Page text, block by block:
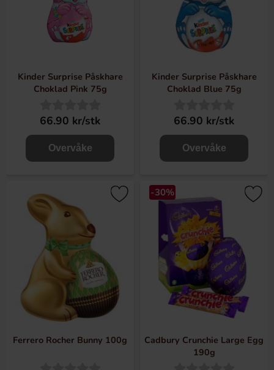
Kinder Surprise Påskhare
Choklad Pink 75g
66.90 kr/stk
Overvåke
Kinder Surprise Påskhare
Choklad Blue 75g
66.90 kr/stk
Overvåke
Ferrero Rocher Bunny 100g
-30%
Cadbury Crunchie Large Egg
190g